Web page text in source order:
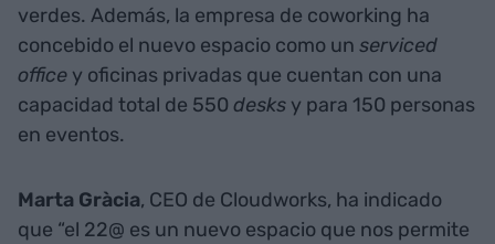
verdes. Además, la empresa de coworking ha
concebido el nuevo espacio como un serviced
office y oficinas privadas que cuentan con una
capacidad total de 550 desks y para 150 personas
en eventos.
Marta Gràcia, CEO de Cloudworks, ha indicado
que “el 22@ es un nuevo espacio que nos permite